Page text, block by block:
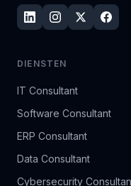
DIENSTEN
IT Consultant
Software Consultant
ERP Consultant
Data Consultant
Cybersecurity